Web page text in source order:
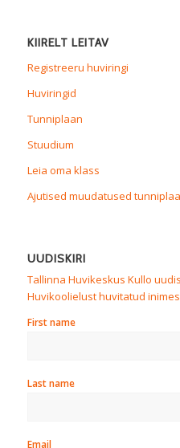
KIIRELT LEITAV
Registreeru huviringi
Huviringid
Tunniplaan
Stuudium
Leia oma klass
Ajutised muudatused
UUDISKIRI
Tallinna Huvikeskus Kullo
Huvikoolielust huvitatud
First name
Last name
Email